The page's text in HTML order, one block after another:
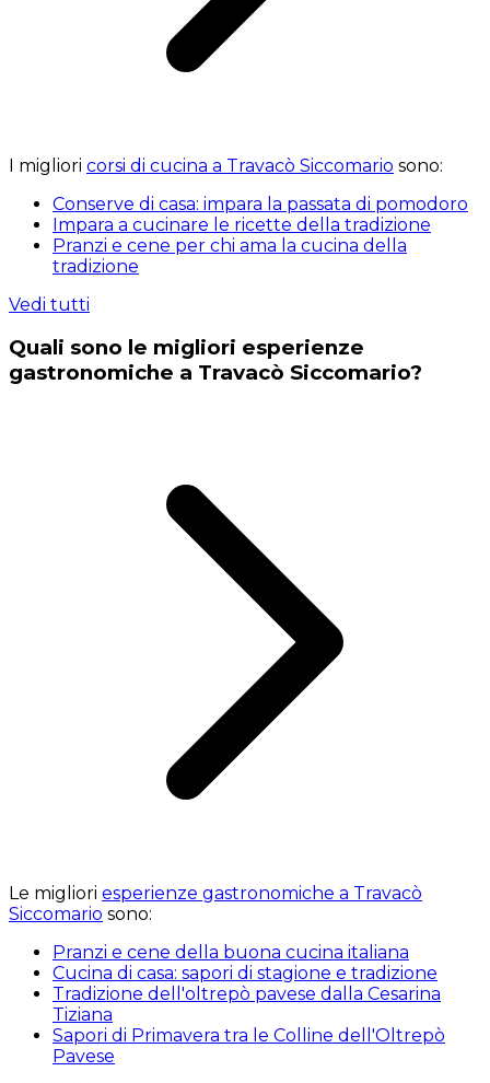
I migliori corsi di cucina a Travacò Siccomario sono:
Conserve di casa: impara la passata di pomodoro
Impara a cucinare le ricette della tradizione
Pranzi e cene per chi ama la cucina della
tradizione
Vedi tutti
Quali sono le migliori esperienze
gastronomiche a Travacò Siccomario?
Le migliori esperienze gastronomiche a Travacò
Siccomario sono:
Pranzi e cene della buona cucina italiana
Cucina di casa: sapori di stagione e tradizione
Tradizione dell'oltrepò pavese dalla Cesarina
Tiziana
Sapori di Primavera tra le Colline dell'Oltrepò
Pavese